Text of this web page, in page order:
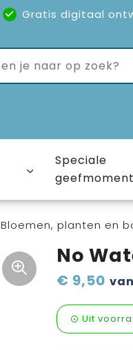
Gratis digitaal
Speciale
Bloemen, planten en
No
€ 9,50
Uit